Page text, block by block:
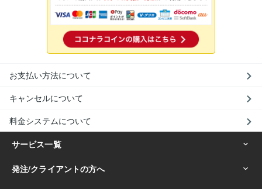
お支払い方法について
キャンセルについて
料金システムについて